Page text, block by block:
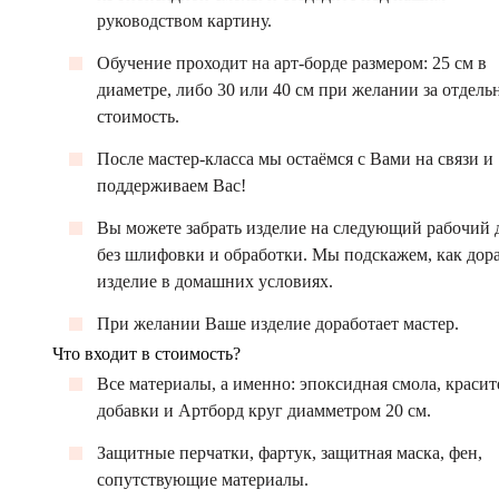
руководством картину.
Обучение проходит на арт-борде размером: 25 см в
диаметре, либо 30 или 40 см при желании за
стоимость.
После мастер-класса мы остаёмся с Вами на связи и
поддерживаем Вас!
Вы можете забрать изделие на следующий рабочий
без шлифовки и обработки. Мы подскажем, как
изделие в домашних условиях.
При желании Ваше изделие доработает мастер.
Что входит в стоимость?
Все материалы, а именно: эпоксидная смола,
добавки и Артборд круг диамметром 20 см.
Защитные перчатки, фартук, защитная маска, фен,
сопутствующие материалы.